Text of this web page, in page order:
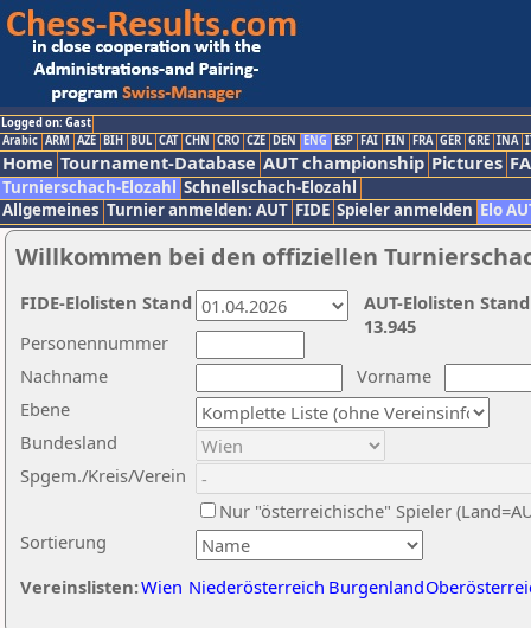
Logged on: Gast
Arabic ARM AZE BIH BUL CAT CHN CRO CZE DEN ENG ESP FAI FIN FRA GER GRE INA
Home Tournament-Database AUT championship Pictures
Turnierschach-Elozahl Schnellschach-Elozahl
Allgemeines Turnier anmelden: AUT FIDE Spieler anmelden Elo
Willkommen bei den offiziellen
Nachname
Vorname
Ebene
Sortierung
Personennummer
Bundesland
Spgem./Kreis/Verein
Nur "österreichische" Spieler
Vereinslisten:Wien Niederösterreich Burgenland
AUT-Elolisten
13.945
FIDE-Elolisten Stand